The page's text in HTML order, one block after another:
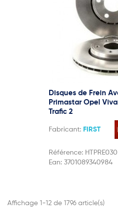
Disques de Frein
Primastar Opel
Trafic 2
Fabricant: FIRST
Référence: HTPRE030
Ean: 3701089340984
Affichage 1-12 de 1796 article(s)